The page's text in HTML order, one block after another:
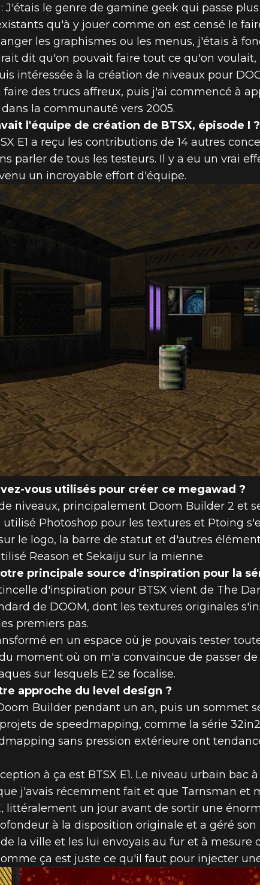
UN
ÉPISODE 1 !
: J'étais le genre de gamine geek qui passe
qu'à y jouer comme on est censé le
les graphismes ou les menus, j'étais à
dit qu'on pouvait faire tout ce qu'on
intéressée à la création de niveaux pour
faire des trucs affreux, puis j'ai commencé à
la communauté vers 2005.
l'équipe de création de BTSX, épisode I ?
E1 a reçu les contributions de 14 autres
parler de tous les testeurs. Il y a eu un vrai
un incroyable effort d'équipe.
vous utilisés pour créer ce megawad ?
niveaux, principalement Doom Builder 2 et
utilisé Photoshop pour les textures et Ptoing
le logo, la barre de statut et d'autres
Reason et Sekaiju sur la mienne.
principale source d'inspiration pour la
d'inspiration pour BTSX vient de The
de DOOM, dont les textures originales
premiers pas.
en un espace où je pouvais tester
moment où on m'a convaincue de passer
sur lesquels E2 se focalise.
approche du level design ?
Builder pendant un an, puis un sommet
de speedmapping, comme la série
sans pression extérieure ont
à ça est BTSX E1. Le niveau urbain bac
j'avais récemment fait et que Tarnsman et
littéralement un jour avant de sortir une
à la disposition originale et a géré
la ville et les lui envoyais au fur et à mesure
ça est juste ce qu'il faut pour injecter